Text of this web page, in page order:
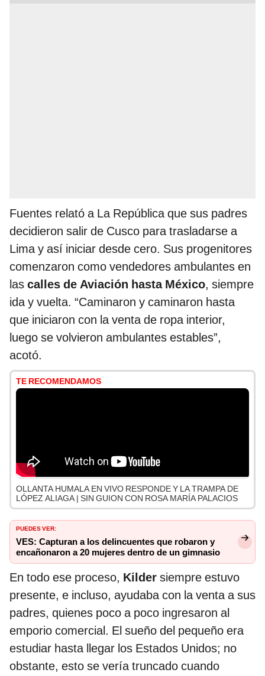
Fuentes relató a La República que sus padres
decidieron salir de Cusco para trasladarse a
Lima y así iniciar desde cero. Sus progenitores
comenzaron como vendedores ambulantes en
las calles de Aviación hasta México, siempre
ida y vuelta. “Caminaron y caminaron hasta
que iniciaron con la venta de ropa interior,
luego se volvieron ambulantes estables”,
acotó.
TE RECOMENDAMOS
OLLANTA HUMALA EN VIVO RESPONDE Y LA TRAMPA DE
LÓPEZ ALIAGA | SIN GUION CON ROSA MARÍA PALACIOS
PUEDES VER:
VES: Capturan a los delincuentes que robaron y
encañonaron a 20 mujeres dentro de un gimnasio
En todo ese proceso, Kilder siempre estuvo
presente, e incluso, ayudaba con la venta a sus
padres, quienes poco a poco ingresaron al
emporio comercial. El sueño del pequeño era
estudiar hasta llegar los Estados Unidos; no
obstante, esto se vería truncado cuando